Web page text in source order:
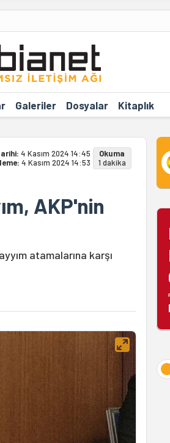
Galeriler Dosyalar Kitaplık
4 Kasım 2024 14:45
4 Kasım 2024 14:53
Okuma
1 dakika
AKP'nin
atamalarına karşı